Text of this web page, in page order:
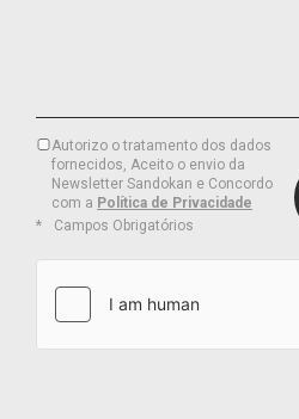
Autorizo o tratamento dos dados
fornecidos, Aceito o envio da
Newsletter Sandokan e Concordo
com a Política de Privacidade
Campos Obrigatórios